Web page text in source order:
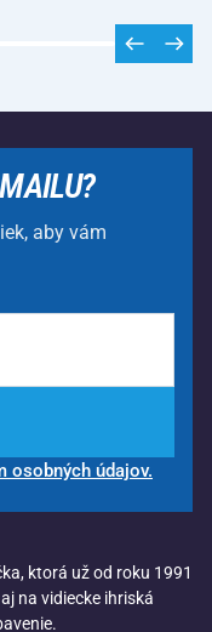
aby vám
osobných údajov.
ktorá už od roku 1991
na vidiecke ihriská